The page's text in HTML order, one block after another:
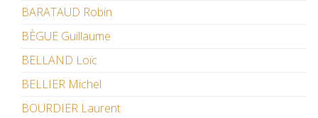
BARATAUD Robin
BÈGUE Guillaume
BELLAND Loïc
BELLIER Michel
BOURDIER Laurent